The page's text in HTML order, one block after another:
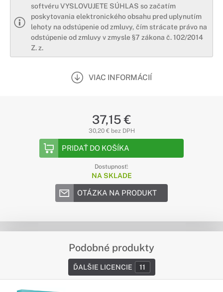
softvéru VYSLOVUJETE SÚHLAS so začatím
poskytovania elektronického obsahu pred uplynutím
lehoty na odstúpenie od zmluvy, čím strácate právo na
odstúpenie od zmluvy v zmysle §7 zákona č. 102/2014
Z. z.
VIAC INFORMÁCIÍ
37,15 €
30,20 € bez DPH
PRIDAŤ DO KOŠÍKA
Dostupnosť:
NA SKLADE
OTÁZKA NA PRODUKT
Podobné produkty
ĎALŠIE LICENCIE 11